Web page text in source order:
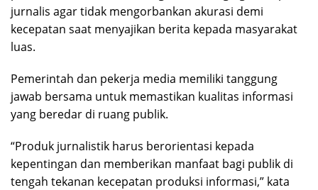
jurnalis agar tidak mengorbankan akurasi demi
kecepatan saat menyajikan berita kepada masyarakat
luas.
Pemerintah dan pekerja media memiliki tanggung
jawab bersama untuk memastikan kualitas informasi
yang beredar di ruang publik.
“Produk jurnalistik harus berorientasi kepada
kepentingan dan memberikan manfaat bagi publik di
tengah tekanan kecepatan produksi informasi,” kata